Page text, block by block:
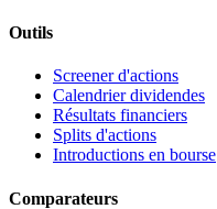
Outils
Screener d'actions
Calendrier dividendes
Résultats financiers
Splits d'actions
Introductions en bourse
Comparateurs